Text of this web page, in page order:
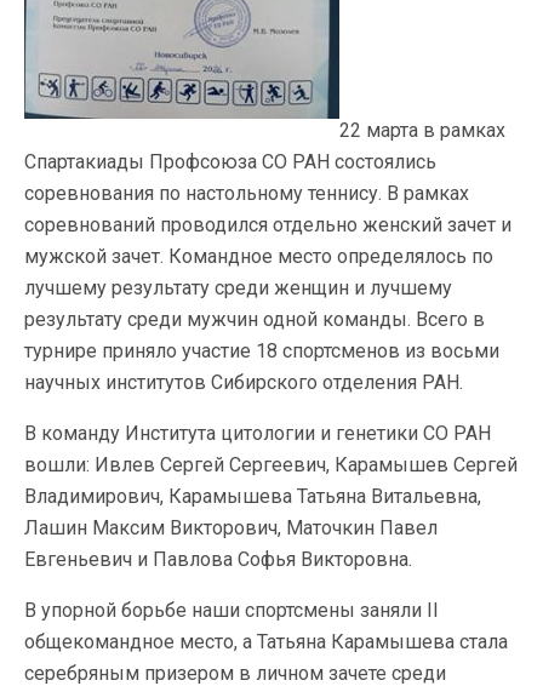
22 марта в рамках
Спартакиады Профсоюза СО РАН состоялись
соревнования по настольному теннису. В рамках
соревнований проводился отдельно женский зачет и
мужской зачет. Командное место определялось по
лучшему результату среди женщин и лучшему
результату среди мужчин одной команды. Всего в
турнире приняло участие 18 спортсменов из восьми
научных институтов Сибирского отделения РАН.
В команду Института цитологии и генетики СО РАН
вошли: Ивлев Сергей Сергеевич, Карамышев Сергей
Владимирович, Карамышева Татьяна Витальевна,
Лашин Максим Викторович, Маточкин Павел
Евгеньевич и Павлова Софья Викторовна.
В упорной борьбе наши спортсмены заняли II
общекомандное место, а Татьяна Карамышева стала
серебряным призером в личном зачете среди